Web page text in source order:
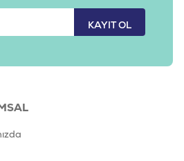
KAYIT OL